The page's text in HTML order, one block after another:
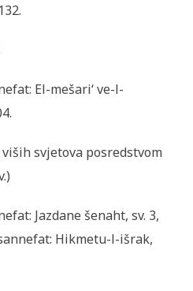
El-mešari‘ ve-l-
svjetova posredstvom
Jazdane šenaht, sv. 3,
Hikmetu-l-išrak,